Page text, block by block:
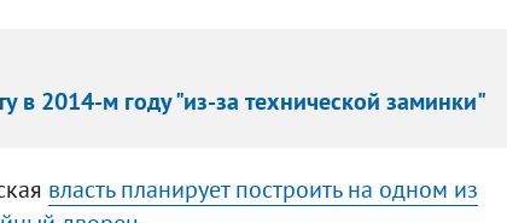
в 2014-м году "из-за технической заминки"
власть планирует построить на одном из